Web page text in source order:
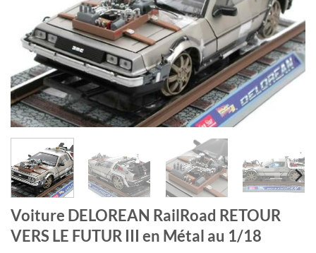
Voiture DELOREAN RailRoad RETOUR
VERS LE FUTUR III en Métal au 1/18